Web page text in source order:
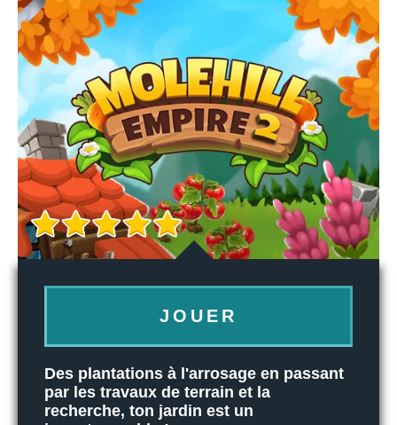
JOUER
Des plantations à l'arrosage en passant
par les travaux de terrain et la
recherche, ton jardin est un